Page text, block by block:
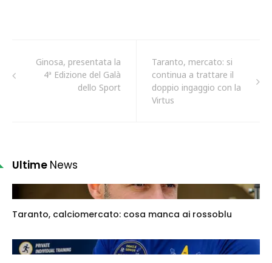
Ginosa, presentata la
4ª Edizione del Galà
dello Sport
Taranto, mercato: si
continua a trattare il
doppio ingaggio con la
Virtus
Ultime News
Taranto, calciomercato: cosa manca ai rossoblu